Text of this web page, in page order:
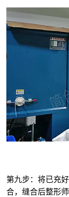
第九步：将已充
合，缝合后整形